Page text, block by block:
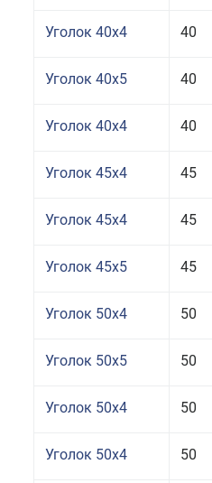
Уголок 40x4 40
Уголок 40x5 40
Уголок 40x4 40
Уголок 45x4 45
Уголок 45x4 45
Уголок 45x5 45
Уголок 50x4 50
Уголок 50x5 50
Уголок 50x4 50
Уголок 50x4 50